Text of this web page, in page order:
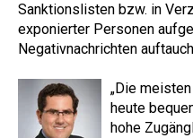
Sanktionslisten bzw. in
exponierter Personen
Negativnachrichten
„Die
heute
hohe